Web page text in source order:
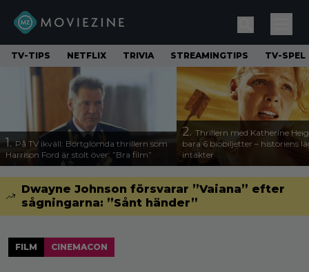
TV-TIPS NETFLIX TRIVIA STREAMINGTIPS TV-SPEL
1. På TV ikväll: Bortglömda thrillern som
Harrison Ford är stolt över: ”Bra film”
2. Thrillern med Katherine
bara 6 biobiljetter – historiens
intäkter
Dwayne Johnson försvarar ”Vaiana” efter
sågningarna: ”Sånt händer”
FILM CINEMACON